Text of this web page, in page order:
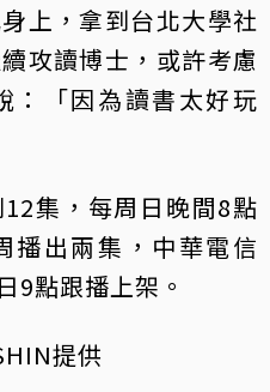
上，拿到台北大學社
攻讀博士，或許考慮
：「因為讀書太好玩
12集，每周日晚間8點
播出兩集，中華電信
9點跟播上架。
提供